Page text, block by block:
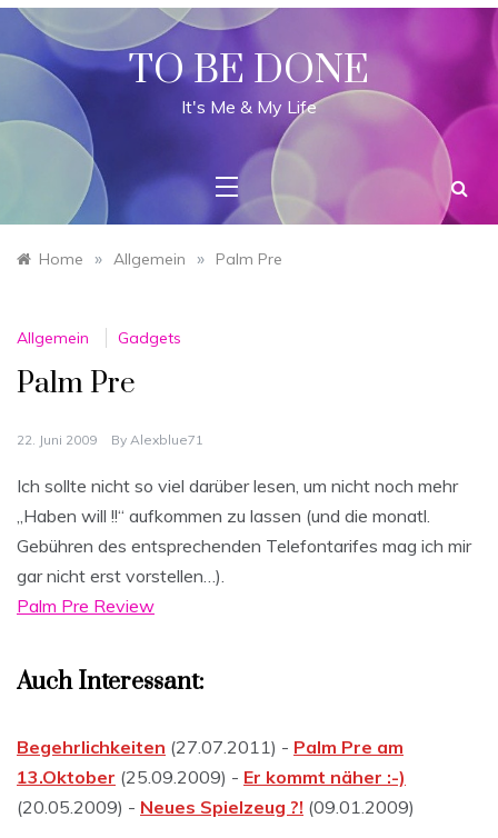
Skip
content
TO BE DONE
It's Me & My Life
Home » Allgemein » Palm Pre
Allgemein Gadgets
Palm Pre
22. Juni 2009 By Alexblue71
Ich sollte nicht so viel darüber lesen, um nicht noch mehr
„Haben will !!“ aufkommen zu lassen (und die monatl.
Gebühren des entsprechenden Telefontarifes mag ich mir
gar nicht erst vorstellen…).
Palm Pre Review
Auch Interessant:
Begehrlichkeiten (27.07.2011) - Palm Pre am
13.Oktober (25.09.2009) - Er kommt näher :-)
(20.05.2009) - Neues Spielzeug ?! (09.01.2009)